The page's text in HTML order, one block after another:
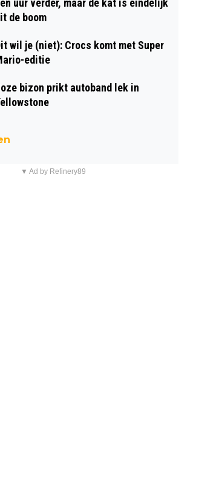
uur verder, maar de kat is eindelijk
de boom
wil je (niet): Crocs komt met Super
editie
bizon prikt autoband lek in
▼ Ad by Refinery89